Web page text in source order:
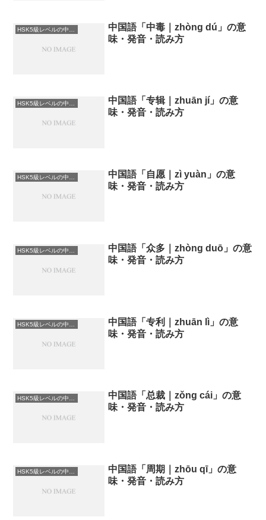
中国語「中毒｜zhòng dú」の意
味・発音・読み方
中国語「专辑｜zhuān jí」の意
味・発音・読み方
中国語「自愿｜zì yuàn」の意
味・発音・読み方
HSK5級レベルの中国語
中国語「众多｜zhòng duō」の意
味・発音・読み方
中国語「专利｜zhuān lì」の意
味・発音・読み方
中国語「总裁｜zǒng cái」の意
味・発音・読み方
HSK5級レベルの中国語
中国語「周期｜zhōu qī」の意
味・発音・読み方